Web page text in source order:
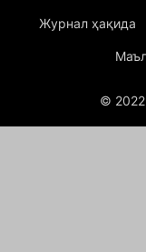
Журнал ҳақида
© 2022